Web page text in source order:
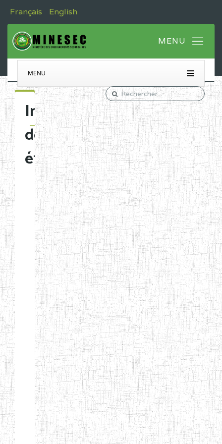
Français English
MENU
Immatriculation
des
établissements
Etablissements
d'enseignement
normal
ENI
Chercher:
Effacer les filtres
Denomination
Type